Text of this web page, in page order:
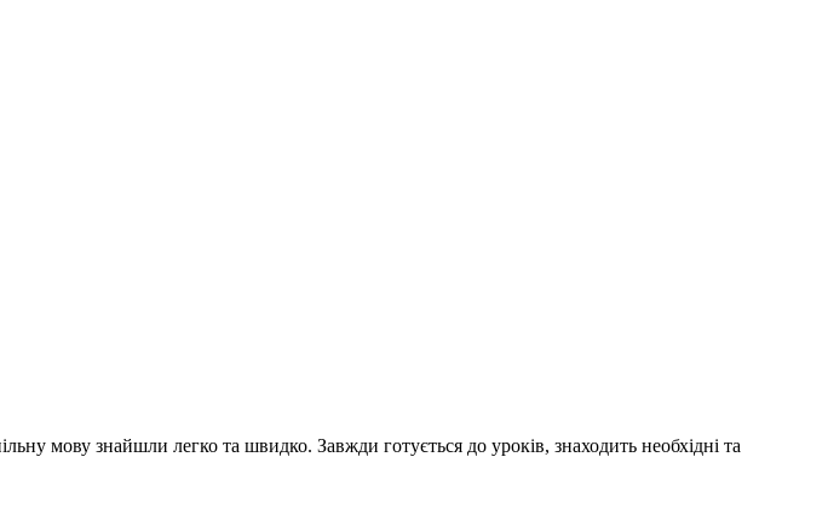
мову знайшли легко та швидко. Завжди готується до уроків, знаходить необхідні та